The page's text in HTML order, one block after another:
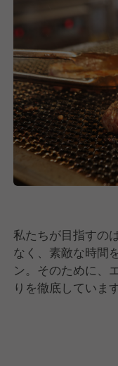
私たちが目指すの
なく、素敵な時間
ン。そのために、
りを徹底していま
くるのは、お米
感あふれる店舗設